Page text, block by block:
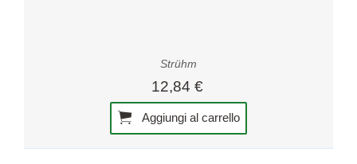
Strühm
12,84 €
Aggiungi al carrello